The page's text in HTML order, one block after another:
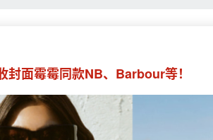
面霉霉同款NB、Barbour等！